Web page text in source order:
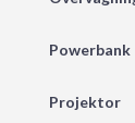
Powerbank
Projektor